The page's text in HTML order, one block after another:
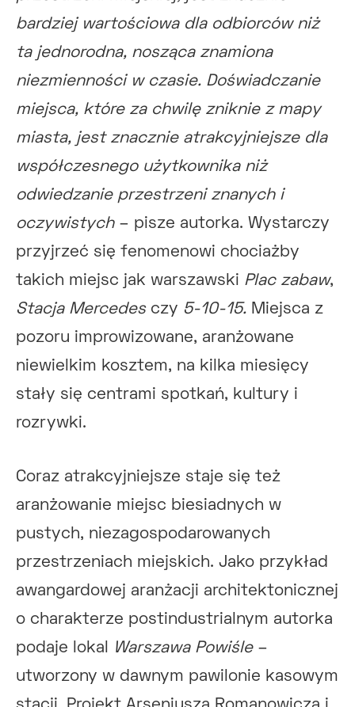
bardziej wartościowa dla odbiorców niż
ta jednorodna, nosząca znamiona
niezmienności w czasie. Doświadczanie
miejsca, które za chwilę zniknie z mapy
miasta, jest znacznie atrakcyjniejsze dla
współczesnego użytkownika niż
odwiedzanie przestrzeni znanych i
oczywistych– pisze autorka. Wystarczy
przyjrzeć się fenomenowi chociażby
takich miejsc jak warszawski Plac zabaw,
Stacja Mercedesczy 5-10-15. Miejsca z
pozoru improwizowane, aranżowane
niewielkim kosztem, na kilka miesięcy
stały się centrami spotkań, kultury i
rozrywki.
Coraz atrakcyjniejsze staje się też
aranżowanie miejsc biesiadnych w
pustych, niezagospodarowanych
przestrzeniach miejskich. Jako przykład
awangardowej aranżacji architektonicznej
o charakterze postindustrialnym autorka
podaje lokal
Warszawa Powiśle–
utworzony w dawnym pawilonie kasowym